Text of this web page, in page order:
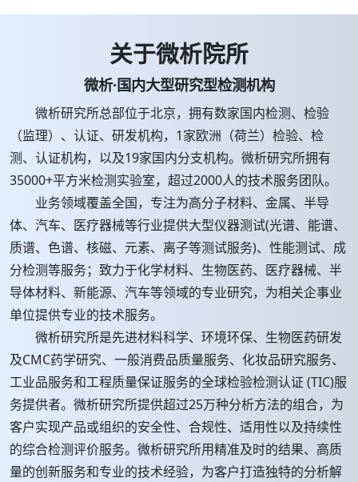
关于微析院所
微析·国内大型研究型检测机构
微析研究所总部位于北京，拥有数家国内检测、检验
（监理）、认证、研发机构，1家欧洲（荷兰）检验、检
测、认证机构，以及19家国内分支机构。微析研究所拥有
35000+平方米检测实验室，超过2000人的技术服务团队。
业务领域覆盖全国，专注为高分子材料、金属、半导
体、汽车、医疗器械等行业提供大型仪器测试(光谱、能谱、
质谱、色谱、核磁、元素、离子等测试服务)、性能测试、成
分检测等服务；致力于化学材料、生物医药、医疗器械、半
导体材料、新能源、汽车等领域的专业研究，为相关企事业
单位提供专业的技术服务。
微析研究所是先进材料科学、环境环保、生物医药研发
及CMC药学研究、一般消费品质量服务、化妆品研究服务、
工业品服务和工程质量保证服务的全球检验检测认证 (TIC)服
务提供者。微析研究所提供超过25万种分析方法的组合，为
客户实现产品或组织的安全性、合规性、适用性以及持续性
的综合检测评价服务。微析研究所用精准及时的结果、高质
量的创新服务和专业的技术经验，为客户打造独特的分析解